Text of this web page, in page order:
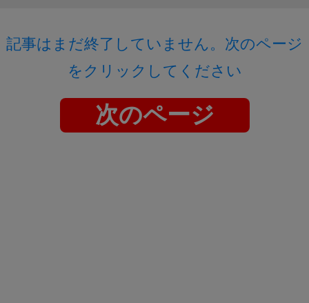
記事はまだ終了していません。次のページ
をクリックしてください
次のページ